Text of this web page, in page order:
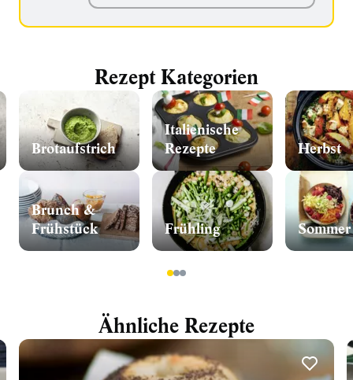
Rezept Kategorien
Brotaufstrich
Brunch &
Frühstück
Italienische
Rezepte
Frühling
Herbst
Sommer
123
Ähnliche Rezepte